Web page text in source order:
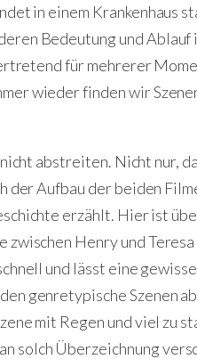
in einem Krankenhaus
Bedeutung und
für mehrerer
wieder finden wir
abstreiten. Nicht nur,
Aufbau der beiden
erzählt. Hier ist
zwischen Henry und
und lässt eine
genretypische Szenen
mit Regen und viel zu
solch Überzeichnung